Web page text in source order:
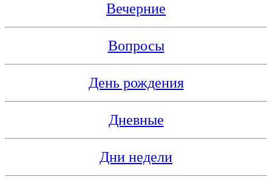
Вечерние
Вопросы
День рождения
Дневные
Дни недели